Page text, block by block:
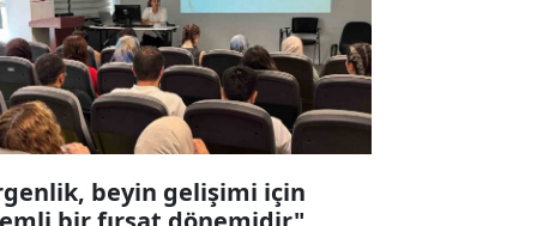
beyin gelişimi için